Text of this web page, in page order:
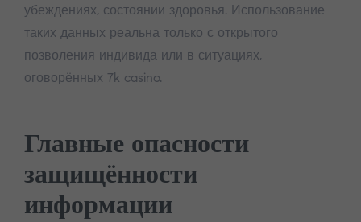
убеждениях, состоянии здоровья. Использование
таких данных реальна только с открытого
позволения индивида или в ситуациях,
оговорённых 7k casino.
Главные опасности
защищённости
информации